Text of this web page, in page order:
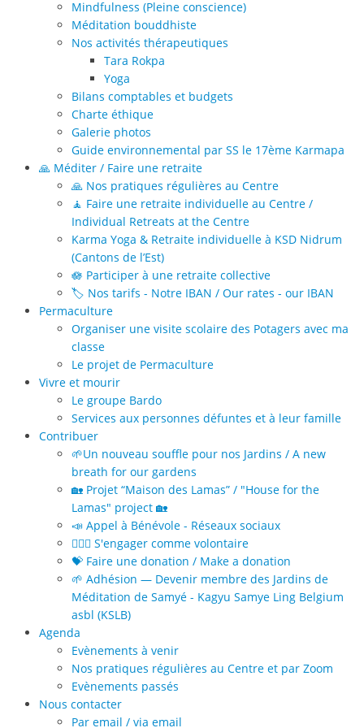
Mindfulness (Pleine conscience)
Méditation bouddhiste
Nos activités thérapeutiques
Tara Rokpa
Yoga
Bilans comptables et budgets
Charte éthique
Galerie photos
Guide environnemental par SS le 17ème Karmapa
🙏 Méditer / Faire une retraite
🙏 Nos pratiques régulières au Centre
🧘 Faire une retraite individuelle au Centre /
Individual Retreats at the Centre
Karma Yoga & Retraite individuelle à KSD Nidrum
(Cantons de l’Est)
🪷 Participer à une retraite collective
🏷️ Nos tarifs - Notre IBAN / Our rates - our IBAN
Permaculture
Organiser une visite scolaire des Potagers avec ma
classe
Le projet de Permaculture
Vivre et mourir
Le groupe Bardo
Services aux personnes défuntes et à leur famille
Contribuer
🌱Un nouveau souffle pour nos Jardins / A new
breath for our gardens
🏡 Projet “Maison des Lamas” / "House for the
Lamas" project 🏡
📣 Appel à Bénévole - Réseaux sociaux
🙋🏻‍♀️ S'engager comme volontaire
💝 Faire une donation / Make a donation
🌱 Adhésion — Devenir membre des Jardins de
Méditation de Samyé - Kagyu Samye Ling Belgium
asbl (KSLB)
Agenda
Evènements à venir
Nos pratiques régulières au Centre et par Zoom
Evènements passés
Nous contacter
Par email / via email